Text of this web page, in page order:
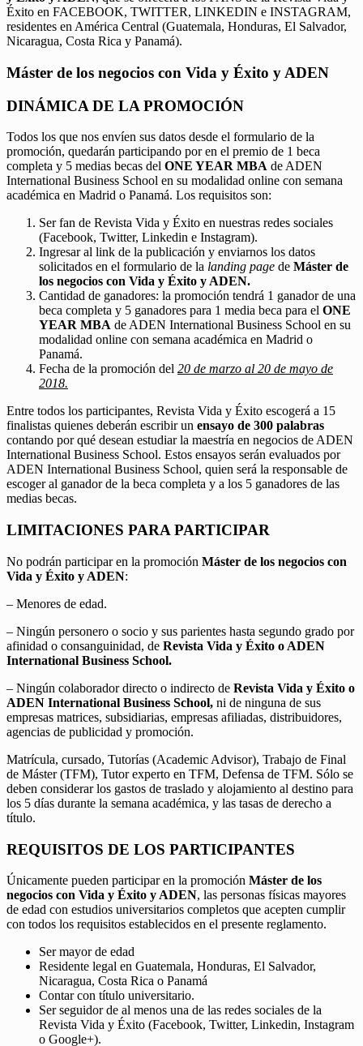
Éxito en FACEBOOK, TWITTER, LINKEDIN e INSTAGRAM,
residentes en América Central (Guatemala, Honduras, El Salvador,
Nicaragua, Costa Rica y Panamá).
Máster de los negocios con Vida y Éxito y ADEN
DINÁMICA DE LA PROMOCIÓN
Todos los que nos envíen sus datos desde el formulario de la
promoción, quedarán participando por en el premio de 1 beca
completa y 5 medias becas del ONE YEAR MBA de ADEN
International Business School en su modalidad online con semana
académica en Madrid o Panamá. Los requisitos son:
Ser fan de Revista Vida y Éxito en nuestras redes sociales
(Facebook, Twitter, Linkedin e Instagram).
Ingresar al link de la publicación y enviarnos los datos
solicitados en el formulario de la landing page de Máster de
los negocios con Vida y Éxito y ADEN.
Cantidad de ganadores: la promoción tendrá 1 ganador de una
beca completa y 5 ganadores para 1 media beca para el ONE
YEAR MBA de ADEN International Business School en su
modalidad online con semana académica en Madrid o
Panamá.
Fecha de la promoción del 20 de marzo al 20 de mayo de
2018.
Entre todos los participantes, Revista Vida y Éxito escogerá a 15
finalistas quienes deberán escribir un ensayo de 300 palabras
contando por qué desean estudiar la maestría en negocios de ADEN
International Business School. Estos ensayos serán evaluados por
ADEN International Business School, quien será la responsable de
escoger al ganador de la beca completa y a los 5 ganadores de las
medias becas.
LIMITACIONES PARA PARTICIPAR
No podrán participar en la promoción Máster de los negocios con
Vida y Éxito y ADEN:
– Menores de edad.
– Ningún personero o socio y sus parientes hasta segundo grado por
afinidad o consanguinidad, de Revista Vida y Éxito o ADEN
International Business School.
– Ningún colaborador directo o indirecto de Revista Vida y Éxito o
ADEN International Business School, ni de ninguna de sus
empresas matrices, subsidiarias, empresas afiliadas, distribuidores,
agencias de publicidad y promoción.
Matrícula, cursado, Tutorías (Academic Advisor), Trabajo de Final
de Máster (TFM), Tutor experto en TFM, Defensa de TFM. Sólo se
deben considerar los gastos de traslado y alojamiento al destino para
los 5 días durante la semana académica, y las tasas de derecho a
título.
REQUISITOS DE LOS PARTICIPANTES
Únicamente pueden participar en la promoción Máster de los
negocios con Vida y Éxito y ADEN, las personas físicas mayores
de edad con estudios universitarios completos que acepten cumplir
con todos los requisitos establecidos en el presente reglamento.
Ser mayor de edad
Residente legal en Guatemala, Honduras, El Salvador,
Nicaragua, Costa Rica o Panamá
Contar con título universitario.
Ser seguidor de al menos una de las redes sociales de la
Revista Vida y Éxito (Facebook, Twitter, Linkedin, Instagram
o Google+).